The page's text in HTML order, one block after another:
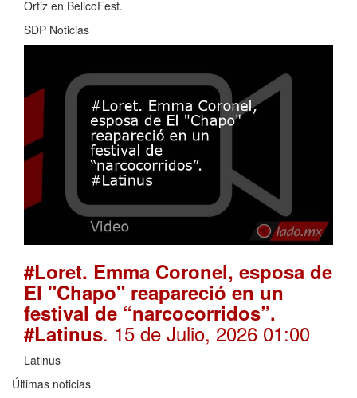
Ortiz en BelicoFest.
SDP Noticias
#Loret. Emma Coronel, esposa de
El "Chapo" reapareció en un
festival de “narcocorridos”.
#Latinus. 15 de Julio, 2026 01:00
Latinus
Últimas noticias